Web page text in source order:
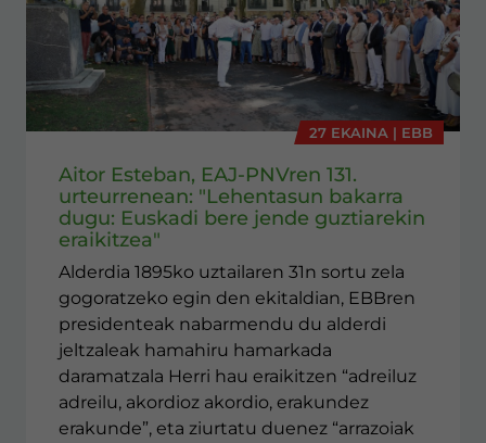
27 EKAINA | EBB
Aitor Esteban, EAJ-PNVren 131.
urteurrenean: "Lehentasun bakarra
dugu: Euskadi bere jende guztiarekin
eraikitzea"
Alderdia 1895ko uztailaren 31n sortu zela
gogoratzeko egin den ekitaldian, EBBren
presidenteak nabarmendu du alderdi
jeltzaleak hamahiru hamarkada
daramatzala Herri hau eraikitzen “adreiluz
adreilu, akordioz akordio, erakundez
erakunde”, eta ziurtatu duenez “arrazoiak